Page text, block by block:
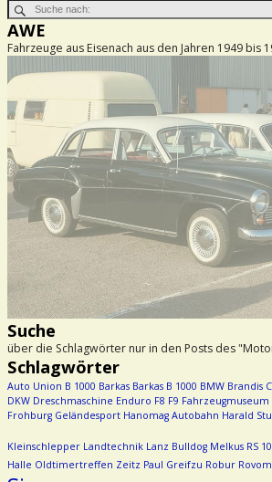
AWE
Fahrzeuge aus Eisenach aus den Jahren 1949 bis
Suche
über die Schlagwörter nur in den Posts des
Schlagwörter
Auto Union B 1000 Barkas Barkas B 1000 BMW Brandis
DKW Dreschmaschine Enduro F8 F9 Fahrzeugmuseum
Frohburg Geländesport Hanomag Autobahn Harald
Kleinschlepper Landtechnik Lanz Bulldog Melkus RS
Halle Oldtimertreffen Zeitz Paul Greifzu Robur